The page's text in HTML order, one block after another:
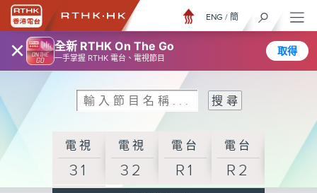
× 全新 RTHK On The Go
一手掌握 RTHK 電台、電視節目
取得
ENG / 簡
電視
31
電視
32
電台
R1
電台
R2